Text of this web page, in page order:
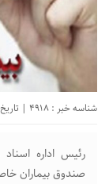
شناسه خبر : 4918 | تاریخ انتشار : 02 آذر 1401 - 22:50 |
رئیس اداره
صندوق بیماران